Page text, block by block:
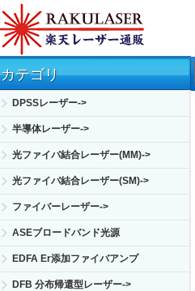
カテゴリ
DPSSレーザー->
半導体レーザー->
光ファイバ結合レーザー(MM)->
光ファイバ結合レーザー(SM)->
ファイバーレーザー->
ASEブロードバンド光源
EDFA Er添加ファイバアンプ
DFB 分布帰還型レーザー->